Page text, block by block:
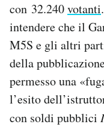
con 32.240votanti
intendere che il
M5S e gli altri
della
permesso una
l’esito
con soldi pubblici